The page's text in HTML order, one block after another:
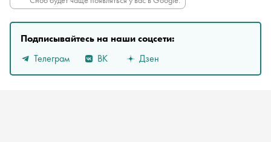
Подписывайтесь на наши соцсети:
Телеграм
ВК Дзен